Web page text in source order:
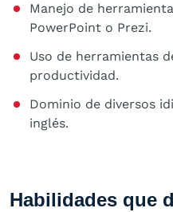
Manejo de
PowerPoint o Prezi.
Uso de herramientas
productividad.
Dominio de diversos
inglés.
Habilidades que